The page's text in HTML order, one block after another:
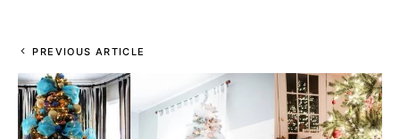
PREVIOUS ARTICLE